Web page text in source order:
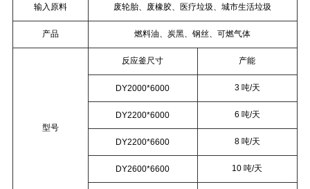
输入原料 废轮胎、废橡胶、医疗垃圾、城市生活垃圾
产品 燃料油、炭黑、钢丝、可燃气体
型号
反应釜尺寸 产能
DY2000*6000 3 吨/天
DY2200*6000 6 吨/天
DY2200*6600 8 吨/天
DY2600*6600 10 吨/天